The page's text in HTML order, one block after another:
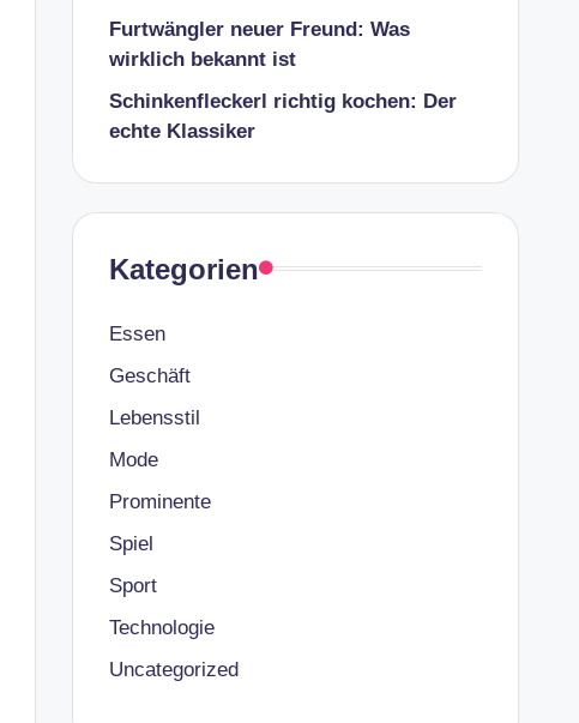
Furtwängler neuer Freund: Was
wirklich bekannt ist
Schinkenfleckerl richtig kochen: Der
echte Klassiker
Kategorien
Essen
Geschäft
Lebensstil
Mode
Prominente
Spiel
Sport
Technologie
Uncategorized